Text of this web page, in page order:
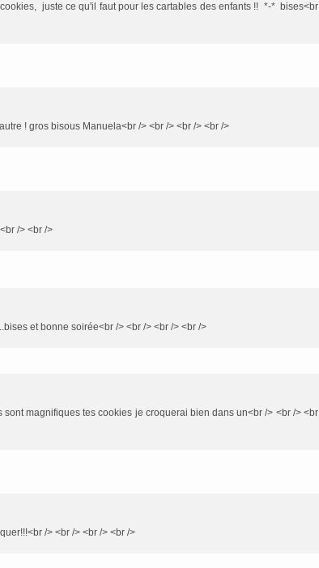
juste ce qu'il faut pour les cartables des enfants !! *-* bises<br
! gros bisous Manuela<br /> <br /> <br /> <br />
/> <br />
et bonne soirée<br /> <br /> <br /> <br />
magnifiques tes cookies je croquerai bien dans un<br /> <br /> <br
/> <br /> <br /> <br />